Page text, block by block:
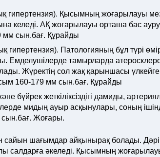
гипертензия). Қысымның жоғарылауы
келеді. АҚ жоғарылауы орташа бас
мм сын.бағ. Құрайды
гипертензия). Патологияның бұл түрі
Емделушілерде тамырларда
Жүректің сол жақ қарыншасы
160-179 мм сын.бағ. Құрайды
бүйрек жеткіліксіздігі дамиды,
мидың ауыр асқынулары, соның
Жоғары.
шағымдар айқынырақ болады.
салдарға әкеледі. Қысымның